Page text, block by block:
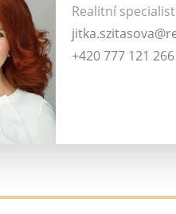
Realitní
+420 777 121 266